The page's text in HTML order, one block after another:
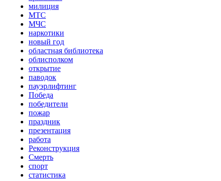
милиция
МТС
МЧС
наркотики
новый год
областная библиотека
облисполком
открытие
паводок
пауэрлифтинг
Победа
победители
пожар
праздник
презентация
работа
Реконструкция
Смерть
спорт
статистика